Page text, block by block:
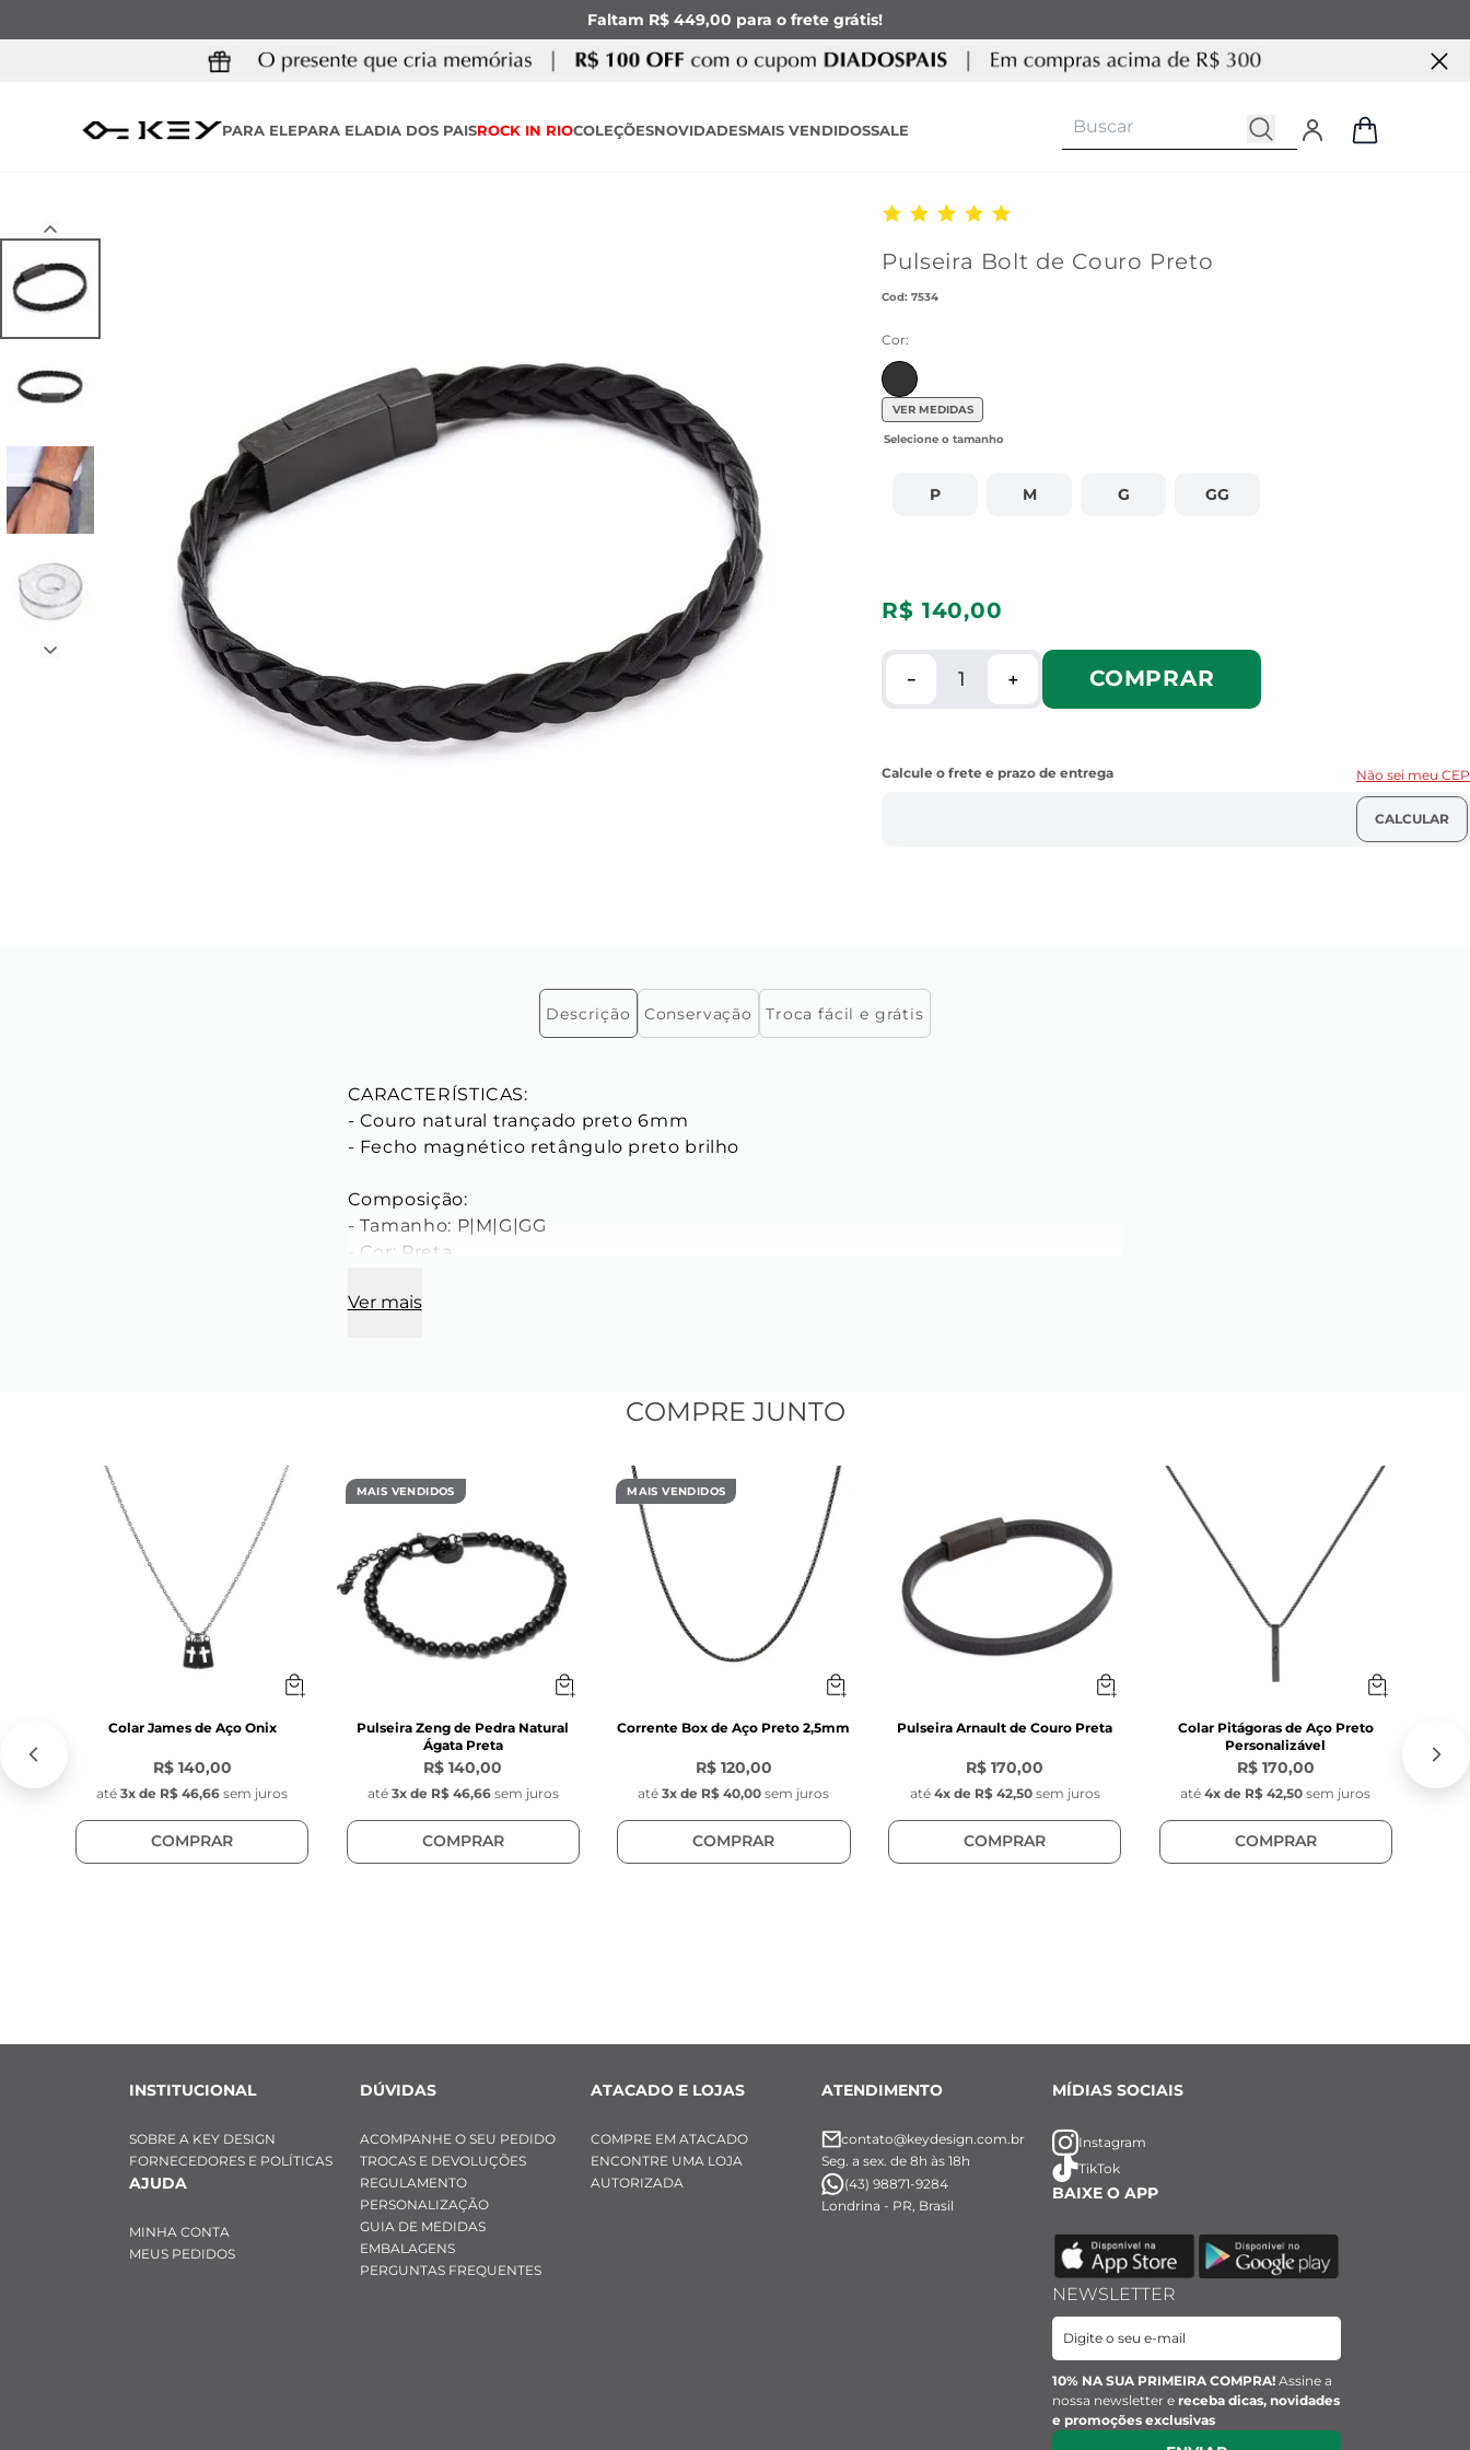
Faltam R$ 449,00 para o frete grátis!
PARA ELEPARA ELADIA DOS PAISROCK IN RIOCOLEÇÕESNOVIDADESMAIS VENDIDOSSALE
Pulseira Bolt de Couro Preto
:7534
Cor:
VER MEDIDAS
P M G GG
R$ 140,00
＋
－ COMPRAR
Não sei meu CEP
Descrição Conservação Troca fácil e grátis
CARACTERÍSTICAS:
- Couro natural trançado preto 6mm
- Fecho magnético retângulo preto brilho
Composição:
- Tamanho: P|M|G|GG
- Cor: Preta
Ver mais
COMPRE JUNTO
Colar James de Aço Onix
R$ 140,00
até 3x de R$ 46,66 sem juros
COMPRAR
MAIS VENDIDOS
Pulseira Zeng de Pedra Natural
Ágata Preta
R$ 140,00
até 3x de R$ 46,66 sem juros
COMPRAR
MAIS VENDIDOS
Corrente Box de Aço Preto 2,5mm
R$ 120,00
até 3x de R$ 40,00 sem juros
COMPRAR
Pulseira Arnault de Couro Preta
R$ 170,00
até 4x de R$ 42,50 sem juros
COMPRAR
Colar Pitágoras de Aço Preto
Personalizável
R$ 170,00
até 4x de R$ 42,50 sem juros
COMPRAR
INSTITUCIONAL
SOBRE A KEY DESIGN
FORNECEDORES E POLÍTICAS
AJUDA
MINHA CONTA
MEUS PEDIDOS
DÚVIDAS
ACOMPANHE O SEU PEDIDO
TROCAS E DEVOLUÇÕES
REGULAMENTO
PERSONALIZAÇÃO
GUIA DE MEDIDAS
EMBALAGENS
PERGUNTAS FREQUENTES
ATACADO E LOJAS
COMPRE EM ATACADO
ENCONTRE UMA LOJA
AUTORIZADA
ATENDIMENTO
contato@keydesign.com.br
Seg. a sex. de 8h às 18h
(43) 98871-9284
Londrina - PR, Brasil
MÍDIAS SOCIAIS
Instagram
TikTok
BAIXE O APP
NEWSLETTER
10% NA SUA PRIMEIRA COMPRA! Assine a
nossa newsletter e receba dicas, novidades
e promoções exclusivas